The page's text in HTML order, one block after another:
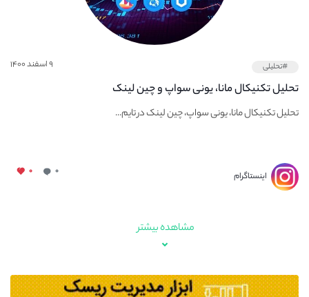
#تحلیلی ۹ اسفند ۱۴۰۰
تحلیل تکنیکال مانا، یونی سواپ و چین لینک
تحلیل تکنیکال مانا، یونی سواپ، چین لینک در تایم...
اینستاگرام ۰ ۰
مشاهده بیشتر